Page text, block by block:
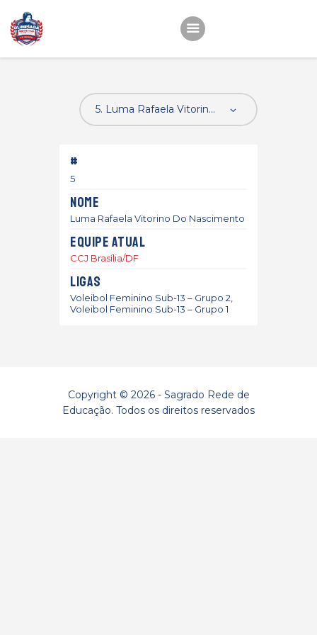
22ª OEMC
Atletas
Sagrado Rede de
Educação
#
5
Nome
Luma Rafaela Vitorino Do Nascimento
Equipe atual
CCJ Brasília/DF
Ligas
Voleibol Feminino Sub-13 – Grupo 2,
Voleibol Feminino Sub-13 – Grupo 1
Copyright © 2026 - Sagrado Rede de
Educação. Todos os direitos reservados